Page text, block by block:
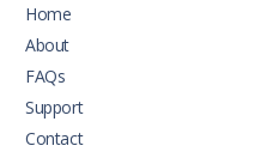
Home
About
FAQs
Support
Contact